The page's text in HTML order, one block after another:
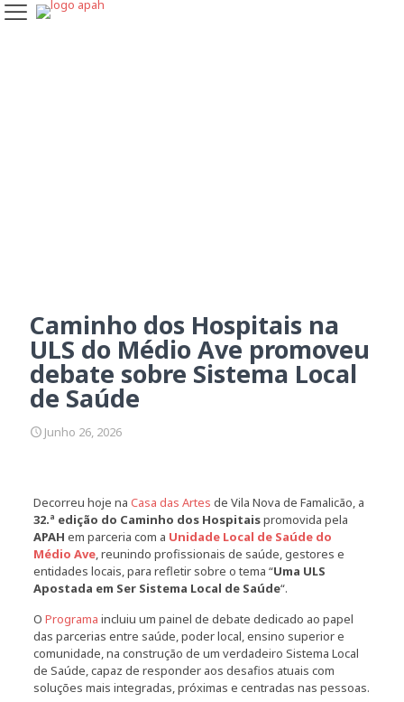
Caminho dos Hospitais na
ULS do Médio Ave promoveu
debate sobre Sistema Local
de Saúde
Junho 26, 2026
Decorreu hoje na Casa das Artes de Vila Nova de Famalicão, a
32.ª edição do Caminho dos Hospitaispromovida pela
APAH em parceria com a Unidade Local de Saúde do
Médio Ave, reunindo profissionais de saúde, gestores e
entidades locais, para refletir sobre o tema “Uma ULS
Apostada em Ser Sistema Local de Saúde“.
O Programa incluiu um painel de debate dedicado ao papel
das parcerias entre saúde, poder local, ensino superior e
comunidade, na construção de um verdadeiro Sistema Local
de Saúde, capaz de responder aos desafios atuais com
soluções mais integradas, próximas e centradas nas pessoas.